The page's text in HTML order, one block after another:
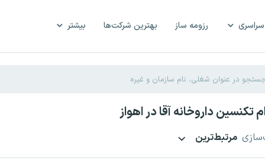
رزومه ساز بهترین شرکت‌ها بیشتر
تکنسین داروخانه آقا در اهواز
مرتبط‌ترین